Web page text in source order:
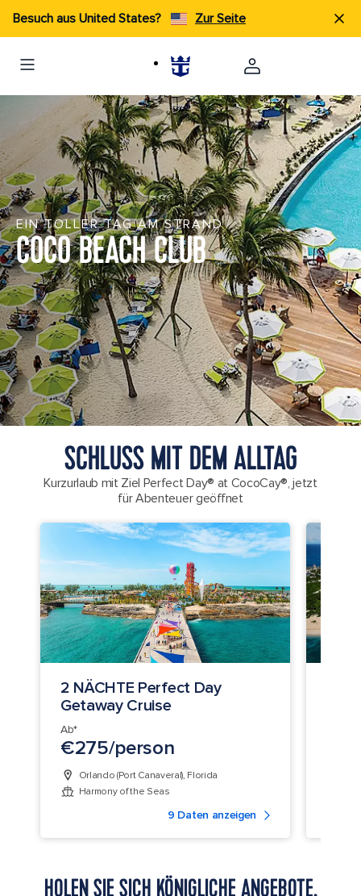
Besuch aus United States? Zur Seite
EIN TOLLER TAG AM STRAND
COCO BEACH CLUB
SCHLUSS MIT DEM ALLTAG
Kurzurlaub mit Ziel Perfect Day® at CocoCay®, jetzt
für Abenteuer geöffnet
2 NÄCHTE Perfect Day
Getaway Cruise
Ab*
€275/person
Orlando (Port Canaveral), Florida
Harmony of the Seas
9 Daten anzeigen
HOLEN SIE SICH KÖNIGLICHE ANGEBOTE,